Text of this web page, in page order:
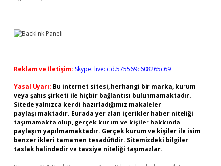
Reklam ve İletişim: Skype: live:.cid.575569c608265c69
Yasal Uyarı: Bu internet sitesi, herhangi bir marka, kurum
veya şahıs şirketi ile hiçbir bağlantısı bulunmamaktadır.
Sitede yalnızca kendi hazırladığımız makaleler
paylaşılmaktadır. Burada yer alan içerikler haber niteliği
taşımamakta olup, gerçek kurum ve kişiler hakkında
paylaşım yapılmamaktadır. Gerçek kurum ve kişiler ile isim
benzerlikleri tamamen tesadüfidir. Sitemizdeki bilgiler
taslak halindedir ve tavsiye niteliği taşımazlar.